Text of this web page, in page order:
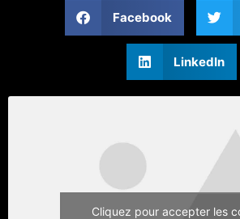
Facebook
LinkedIn
Cliquez pour accepter les